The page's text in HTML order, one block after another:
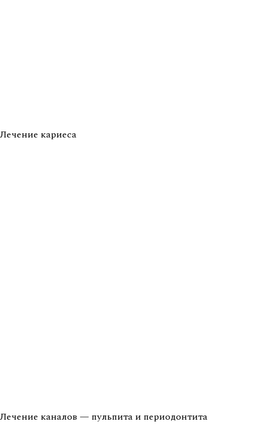
Лечение кариеса
Лечение каналов — пульпита и периодонтита